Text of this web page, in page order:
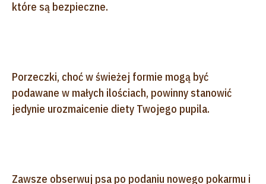
które są bezpieczne.
Porzeczki, choć w świeżej formie mogą być
podawane w małych ilościach, powinny stanowić
jedynie urozmaicenie diety Twojego pupila.
Zawsze obserwuj psa po podaniu nowego pokarmu i